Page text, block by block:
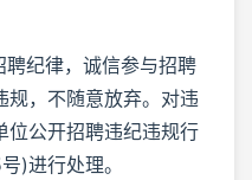
纪律，诚信参与招聘
规，不随意放弃。对违
位公开招聘违纪违规行
)进行处理。